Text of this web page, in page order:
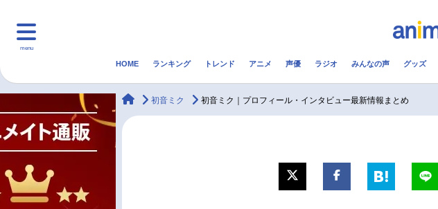
menu
マンガ・ラノベ
アニメ映画一覧
HOME ランキング トレンド アニメ 声優 ラジオ みんなの声 グッズ
animateTimes
初音ミク 初音ミク｜プロフィール・インタビュー最新情報まとめ